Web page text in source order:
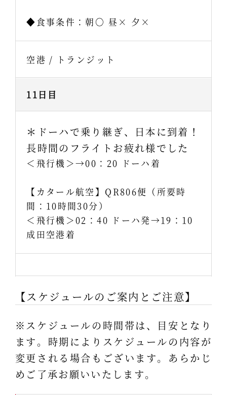
◆食事条件：朝〇 昼× 夕×
空港 / トランジット
11日目
＊ドーハで乗り継ぎ、日本に到着！
長時間のフライトお疲れ様でした
＜飛行機＞→00：20 ドーハ着
【カタール航空】QR806便（所要時
間：10時間30分）
＜飛行機＞02：40 ドーハ発→19：10
成田空港着
【スケジュールのご案内とご注意】
※スケジュールの時間帯は、目安となり
ます。時期によりスケジュールの内容が
変更される場合もございます。あらかじ
めご了承お願いいたします。